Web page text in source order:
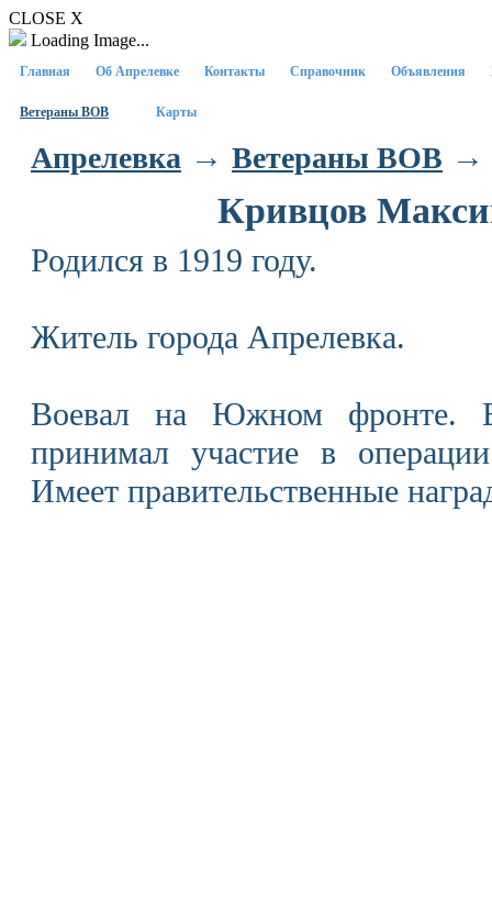
CLOSE X
Loading Image...
Главная Об Апрелевке Контакты Справочник Объявления
Ветераны ВОВ Карты
Апрелевка → Ветераны ВОВ →
Кривцов
Родился в 1919 году.
Житель города Апрелевка.
Воевал на Южном фронте.
принимал участие в
Имеет правительственные